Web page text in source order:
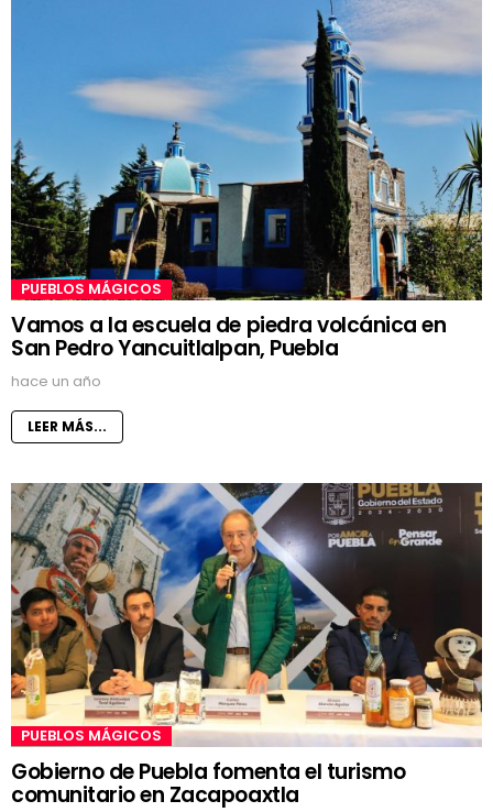
PUEBLOS MÁGICOS
Vamos a la escuela de piedra volcánica en
San Pedro Yancuitlalpan, Puebla
hace un año
LEER MÁS...
PUEBLOS MÁGICOS
Gobierno de Puebla fomenta el turismo
comunitario en Zacapoaxtla